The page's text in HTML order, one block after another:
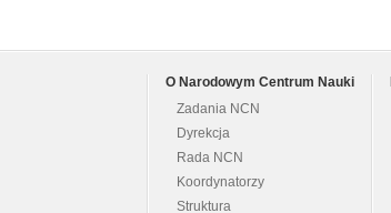
O Narodowym Centrum Nauki
Zadania NCN
Dyrekcja
Rada NCN
Koordynatorzy
Struktura